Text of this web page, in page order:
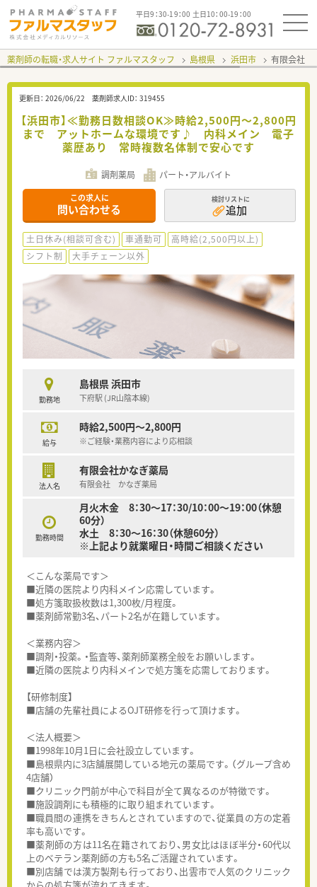
平日9：30-19：00 土日10：00-19：00
薬剤師の転職・求人サイト ファルマスタッフ 島根県 浜田市 有限会社
更新日： 2026/06/22 薬剤師求人ID： 319455
【浜田市】≪勤務日数相談OK≫時給2,500円～2,800円
まで アットホームな環境です♪ 内科メイン 電子
薬歴あり 常時複数名体制で安心です
調剤薬局 パート・アルバイト
この求人に
問い合わせる
検討リストに
追加
土日休み(相談可含む) 車通勤可
高時給(2,500円以上)
シフト制
大手チェーン以外
勤務地
島根県 浜田市
下府駅 (JR山陰本線)
給与
時給2,500円～2,800円
※ご経験・業務内容により応相談
法人名
有限会社かなぎ薬局
有限会社 かなぎ薬局
勤務時間
月火木金 8：30～17：30/10：00～19：00（休憩
60分）
水土 8：30～16：30（休憩60分）
※上記より就業曜日・時間ご相談ください
＜こんな薬局です＞
■近隣の医院より内科メイン応需しています。
■処方箋取扱枚数は1,300枚/月程度。
■薬剤師常勤3名、パート2名が在籍しています。
＜業務内容＞
■調剤・投薬。・監査等、薬剤師業務全般をお願いします。
■近隣の医院より内科メインで処方箋を応需しております。
【研修制度】
■店舗の先輩社員によるOJT研修を行って頂けます。
＜法人概要＞
■1998年10月1日に会社設立しています。
■島根県内に3店舗展開している地元の薬局です。（グループ含め
4店舗）
■クリニック門前が中心で科目が全て異なるのが特徴です。
■施設調剤にも積極的に取り組まれています。
■職員間の連携をきちんとされていますので、従業員の方の定着
率も高いです。
■薬剤師の方は11名在籍されており、男女比はほぼ半分・60代以
上のベテラン薬剤師の方も5名ご活躍されています。
■別店舗では漢方製剤も行っており、出雲市で人気のクリニック